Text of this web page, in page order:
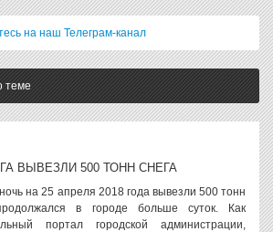
на наш Телеграм-канал
теме
ВЫВЕЗЛИ 500 ТОНН СНЕГА
на 25 апреля 2018 года вывезли 500 тонн
в городе больше суток. Как
портал городской администрации,